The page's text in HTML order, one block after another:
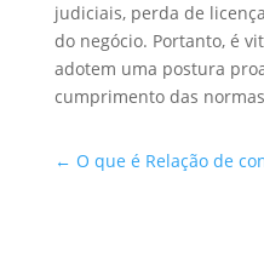
judiciais, perda de
do negócio. Portanto, é
adotem uma postura
cumprimento das
← O que é Relação de